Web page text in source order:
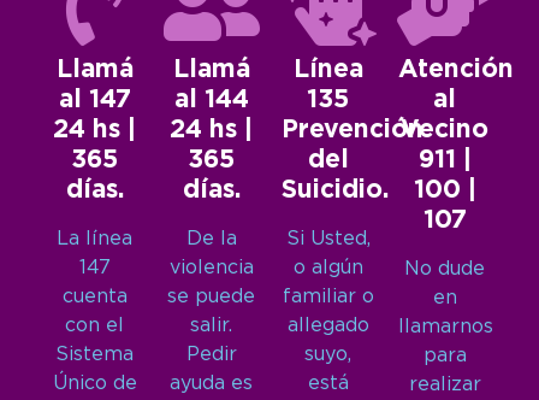
Llamá
al 147
24 hs |
365
días.
La línea
147
cuenta
con el
Sistema
Único de
Llamá
al 144
24 hs |
365
días.
De la
violencia
se puede
salir.
Pedir
ayuda es
Línea
135
Prevención
del
Suicidio.
Si Usted,
o algún
familiar o
allegado
suyo,
está
Atención
al
Vecino
911 |
100 |
107
No dude
en
llamarnos
para
realizar